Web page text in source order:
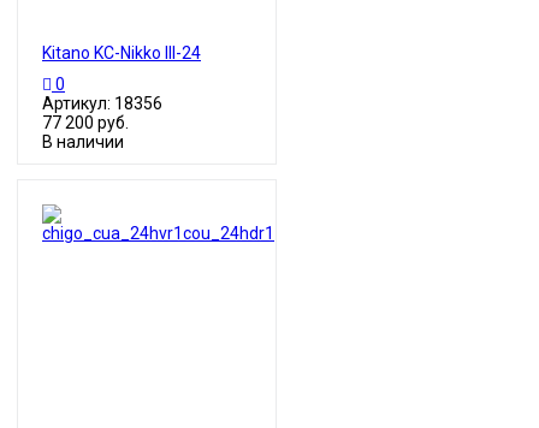
Kitano KC-Nikko III-24
0
Артикул: 18356
77 200 руб.
В наличии